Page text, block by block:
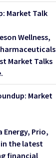
Market Talk
Wellness,
Market Talks
Market
Energy, Prio,
in the latest
financial